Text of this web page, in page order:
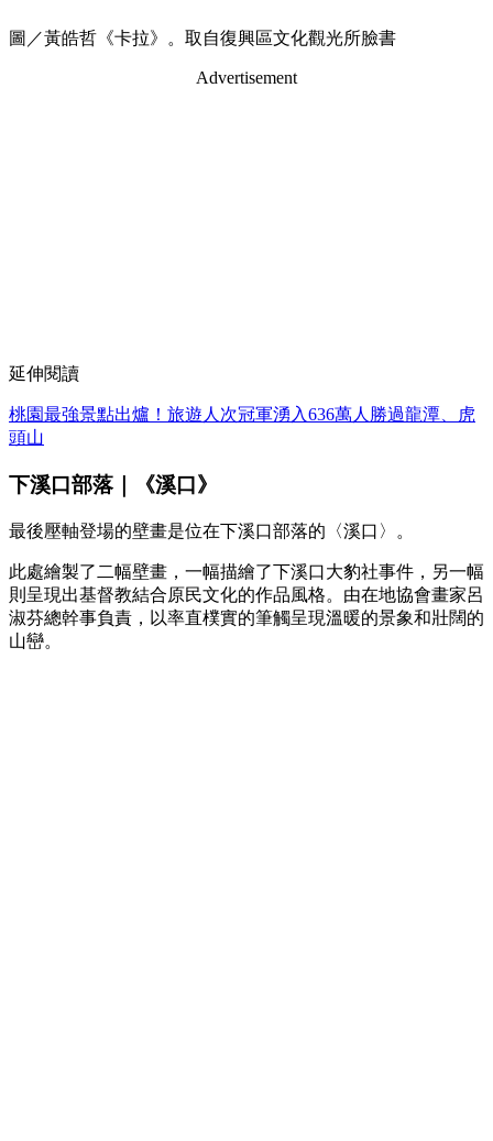
圖／黃皓哲《卡拉》。取自復興區文化觀光所臉書
Advertisement
延伸閱讀
桃園最強景點出爐！旅遊人次冠軍湧入636萬人勝過龍潭、虎
頭山
下溪口部落｜《溪口》
最後壓軸登場的壁畫是位在下溪口部落的〈溪口〉。
此處繪製了二幅壁畫，一幅描繪了下溪口大豹社事件，另一幅
則呈現出基督教結合原民文化的作品風格。由在地協會畫家呂
淑芬總幹事負責，以率直樸實的筆觸呈現溫暖的景象和壯闊的
山巒。